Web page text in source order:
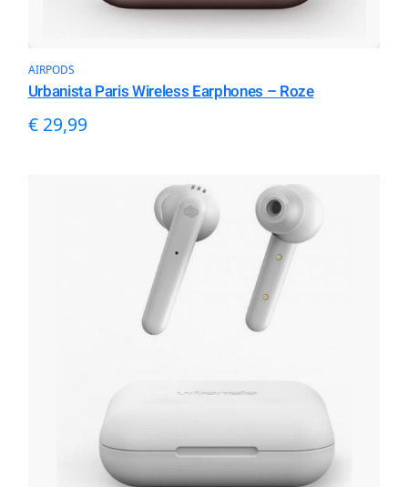
AIRPODS
Urbanista Paris Wireless Earphones – Roze
€29,99